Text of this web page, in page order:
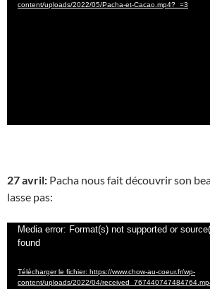
content/uploads/2022/05/Pacha-et-Cacao.mp4?_=3
27 avril: Pacha nous fait découvrir son
lasse pas:
Lecteur
vidéo
Media error: Format(s) not supported or
found
Télécharger le fichier: https://www.chow-au-coeur.fr/wp-
content/uploads/2022/04/